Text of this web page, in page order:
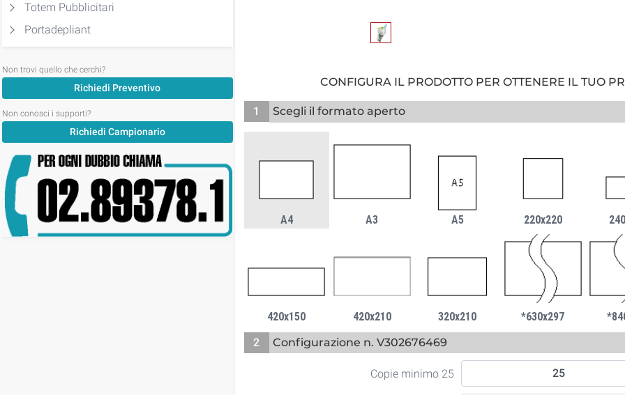
Totem Pubblicitari
Portadepliant
Non trovi quello che cerchi?
Richiedi Preventivo
Non conosci i supporti?
Richiedi Campionario
CONFIGURA IL PRODOTTO PER OTTENERE IL TUO
1 Scegli il formato aperto
A4 A3 A5 220x220
420x150 420x210 320x210 *630x297
2
Configurazione n. V302676469
Copie minimo 25